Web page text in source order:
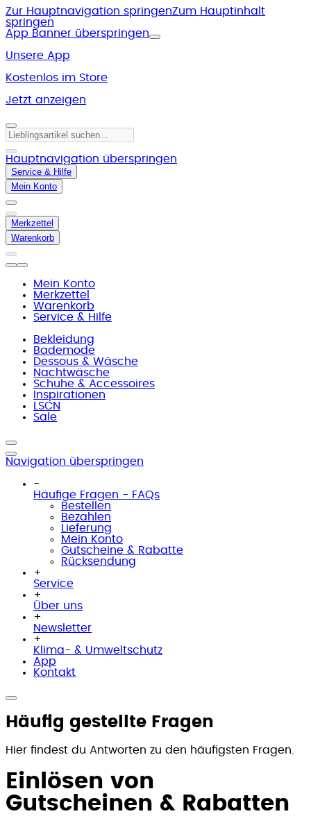
Zur Hauptnavigation springenZum Hauptinhalt
springen
App Banner überspringen
Unsere App
Kostenlos im Store
Jetzt anzeigen
Hauptnavigation überspringen
Service & Hilfe
Mein Konto
Merkzettel
Warenkorb
Mein Konto
Merkzettel
Warenkorb
Service & Hilfe
Bekleidung
Bademode
Dessous & Wäsche
Nachtwäsche
Schuhe & Accessoires
Inspirationen
LSCN
Sale
Navigation überspringen
-
Häufige Fragen - FAQs
Bestellen
Bezahlen
Lieferung
Mein Konto
Gutscheine & Rabatte
Rücksendung
+
Service
+
Über uns
+
Newsletter
+
Klima- & Umweltschutz
App
Kontakt
Häufig gestellte Fragen
Hier findest du Antworten zu den häufigsten Fragen.
Einlösen von
Gutscheinen & Rabatten